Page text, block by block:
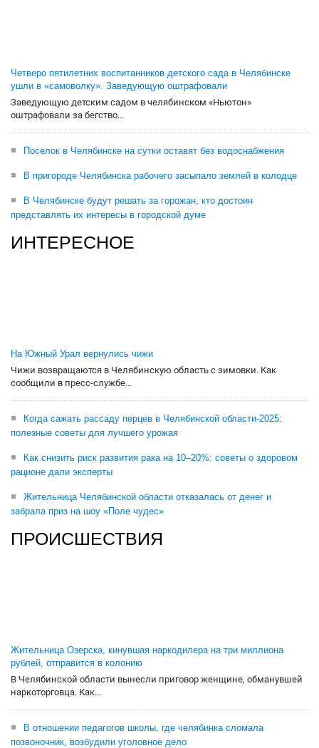
Четверо пятилетних воспитанников детского сада в Челябинске
ушли в «самоволку». Заведующую оштрафовали
Заведующую детским садом в челябинском «Ньютон»
оштрафовали за бегство...
Поселок в Челябинске на сутки оставят без водоснабжения
В пригороде Челябинска рабочего засыпало землей в колодце
В Челябинске будут решать за горожан, кто достоин
представлять их интересы в городской думе
ИНТЕРЕСНОЕ
На Южный Урал вернулись чижи
Чижи возвращаются в Челябинскую область с зимовки. Как
сообщили в пресс-службе...
Когда сажать рассаду перцев в Челябинской области-2025:
полезные советы для лучшего урожая
Как снизить риск развития рака на 10–20%: советы о здоровом
рационе дали эксперты
Жительница Челябинской области отказалась от денег и
забрала приз на шоу «Поле чудес»
ПРОИСШЕСТВИЯ
Жительница Озерска, кинувшая наркодилера на три миллиона
рублей, отправится в колонию
В Челябинской области вынесли приговор женщине, обманувшей
наркоторговца. Как...
В отношении педагогов школы, где челябинка сломала
позвоночник, возбудили уголовное дело